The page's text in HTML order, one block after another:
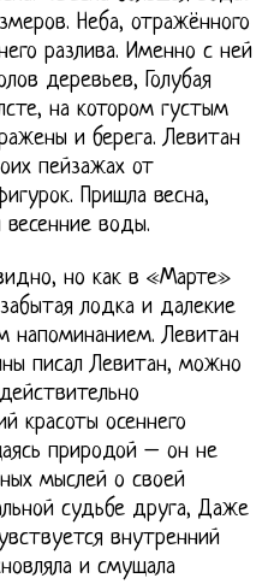
Неба, отражённого
разлива. Именно с ней
деревьев, Голубая
на котором густым
и берега. Левитан
пейзажах от
Пришла весна,
весенние воды.
но как в «Марте»
лодка и далекие
напоминанием. Левитан
писал Левитан, можно
красоты осеннего
природой – он не
мыслей о своей
судьбе друга, Даже
внутренний
и смущала